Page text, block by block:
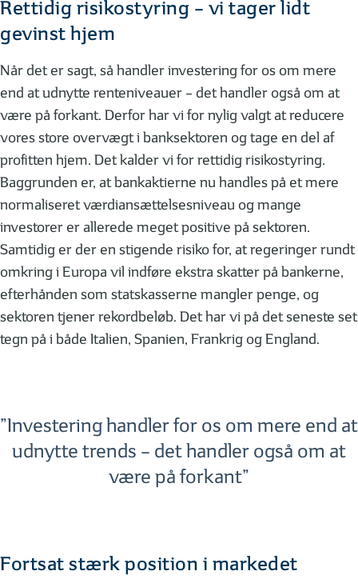
Rettidig risikostyring – vi tager lidt
gevinst hjem
Når det er sagt, så handler investering for os om mere
end at udnytte renteniveauer – det handler også om at
være på forkant. Derfor har vi for nylig valgt at reducere
vores store overvægt i banksektoren og tage en del af
profitten hjem. Det kalder vi for rettidig risikostyring.
Baggrunden er, at bankaktierne nu handles på et mere
normaliseret værdiansættelsesniveau og mange
investorer er allerede meget positive på sektoren.
Samtidig er der en stigende risiko for, at regeringer rundt
omkring i Europa vil indføre ekstra skatter på bankerne,
efterhånden som statskasserne mangler penge, og
sektoren tjener rekordbeløb. Det har vi på det seneste set
tegn på i både Italien, Spanien, Frankrig og England.
”Investering handler for os om mere end at
udnytte trends – det handler også om at
være på forkant”
Fortsat stærk position i markedet